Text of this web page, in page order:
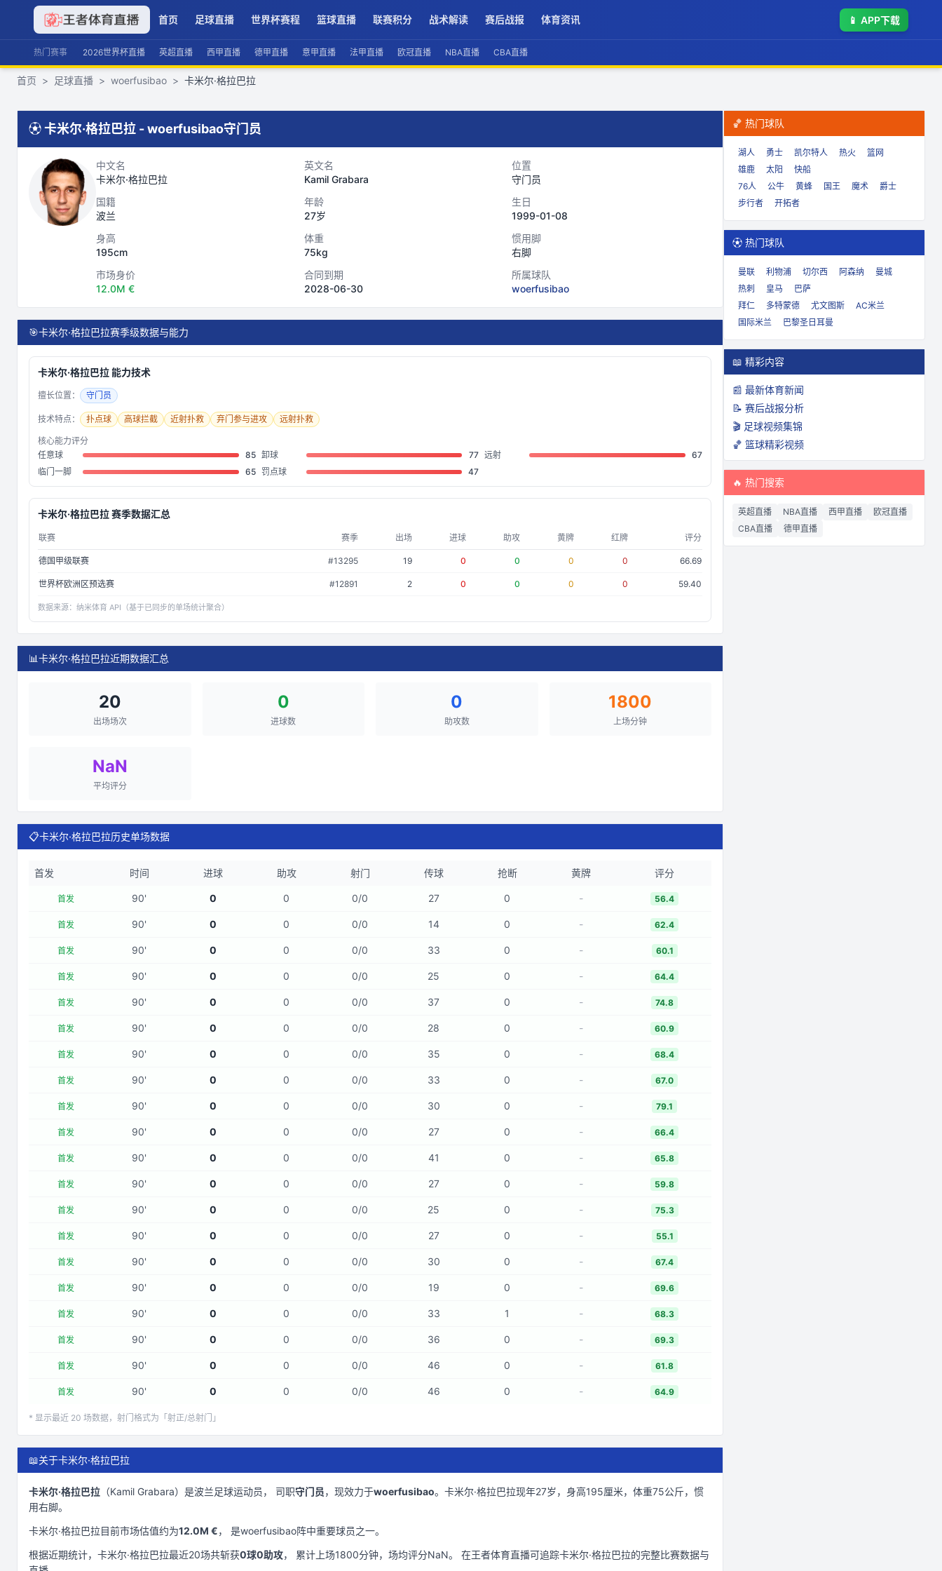
首页 足球直播 世界杯赛程 篮球直播 联赛积分 战术解读 赛后战报 体育资讯 📱 APP下载
热门赛事 2026世界杯直播 英超直播 西甲直播 德甲直播 意甲直播 法甲直播 欧冠直播 NBA直播 CBA直播
首页 > 足球直播 > woerfusibao > 卡米尔·格拉巴拉
⚽卡米尔·格拉巴拉 -woerfusibao守门员
中文名
卡米尔·格拉巴拉
英文名
Kamil Grabara
位置
守门员
国籍
波兰
年龄
27岁
生日
1999-01-08
身高
195cm
体重
75kg
惯用脚
右脚
市场身价
12.0M €
合同到期
2028-06-30
所属球队
woerfusibao
🎯卡米尔·格拉巴拉赛季级数据与能力
卡米尔·格拉巴拉能力技术
擅长位置： 守门员
技术特点： 扑点球 高球拦截 近射扑救 弃门参与进攻 远射扑救
核心能力评分
任意球
85 卸球 77 远射
67
临门一脚
65 罚点球 47
卡米尔·格拉巴拉赛季数据汇总
联赛 赛季 出场 进球 助攻 黄牌 红牌 评分
德国甲级联赛 #13295 19 0 0 0 0 66.69
世界杯欧洲区预选赛 #12891 2 0 0 0 0 59.40
数据来源： 纳米体育 API（基于已同步的单场统计聚合）
📊卡米尔·格拉巴拉近期数据汇总
20
出场场次
0
进球数
0
助攻数
1800
上场分钟
NaN
平均评分
📋卡米尔·格拉巴拉历史单场数据
首发 时间 进球 助攻 射门 传球 抢断 黄牌 评分
首发 90' 0 0 0/0 27 0 - 56.4
首发 90' 0 0 0/0 14 0 - 62.4
首发 90' 0 0 0/0 33 0 - 60.1
首发 90' 0 0 0/0 25 0 - 64.4
首发 90' 0 0 0/0 37 0 - 74.8
首发 90' 0 0 0/0 28 0 - 60.9
首发 90' 0 0 0/0 35 0 - 68.4
首发 90' 0 0 0/0 33 0 - 67.0
首发 90' 0 0 0/0 30 0 - 79.1
首发 90' 0 0 0/0 27 0 - 66.4
首发 90' 0 0 0/0 41 0 - 65.8
首发 90' 0 0 0/0 27 0 - 59.8
首发 90' 0 0 0/0 25 0 - 75.3
首发 90' 0 0 0/0 27 0 - 55.1
首发 90' 0 0 0/0 30 0 - 67.4
首发 90' 0 0 0/0 19 0 - 69.6
首发 90' 0 0 0/0 33 1 - 68.3
首发 90' 0 0 0/0 36 0 - 69.3
首发 90' 0 0 0/0 46 0 - 61.8
首发 90' 0 0 0/0 46 0 - 64.9
* 显示最近 20 场数据，射门格式为「射正/总射门」
📖关于卡米尔·格拉巴拉
卡米尔·格拉巴拉 （Kamil Grabara）是波兰足球运动员， 司职守门员，现效力于woerfusibao。 卡米尔·格拉巴拉现年27岁，身高195厘米，体重75公斤，惯
用右脚。
卡米尔·格拉巴拉目前市场估值约为12.0M €， 是woerfusibao阵中重要球员之一。
根据近期统计， 卡米尔·格拉巴拉最近20场共斩获0球0助攻， 累计上场1800分钟，场均评分NaN。 在王者体育直播可追踪卡米尔·格拉巴拉的完整比赛数据与
🏀 热门球队
湖人 勇士 凯尔特人 热火
篮网
雄鹿
太阳
快船
76人
公牛 黄蜂 国王 魔术
爵士
步行者
开拓者
⚽ 热门球队
曼联 利物浦 切尔西 阿森纳
曼城
热刺
皇马
巴萨
拜仁
多特蒙德 尤文图斯
AC米兰
国际米兰
巴黎圣日耳曼
📖 精彩内容
📰 最新体育新闻
📝 赛后战报分析
🎬 足球视频集锦
🏀 篮球精彩视频
🔥 热门搜索
英超直播 NBA直播 西甲直播
欧冠直播
CBA直播
德甲直播